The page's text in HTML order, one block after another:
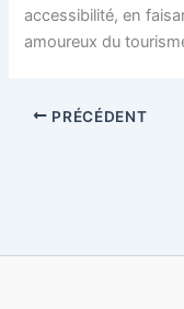
accessibilité, en
amoureux du
PRÉCÉDENT